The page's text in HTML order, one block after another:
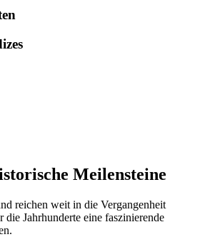
Meilensteine
reichen weit in die Vergangenheit
die Jahrhunderte eine faszinierende